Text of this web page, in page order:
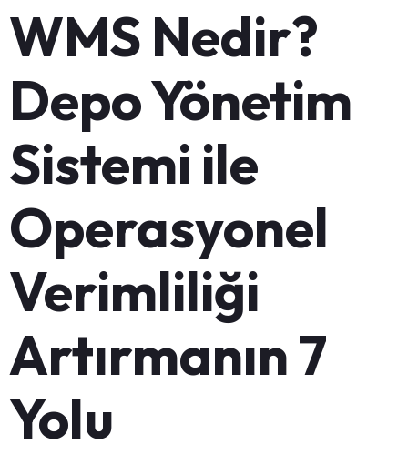
WMS Nedir?
Depo Yönetim
Sistemi ile
Operasyonel
Verimliliği
Artırmanın 7
Yolu